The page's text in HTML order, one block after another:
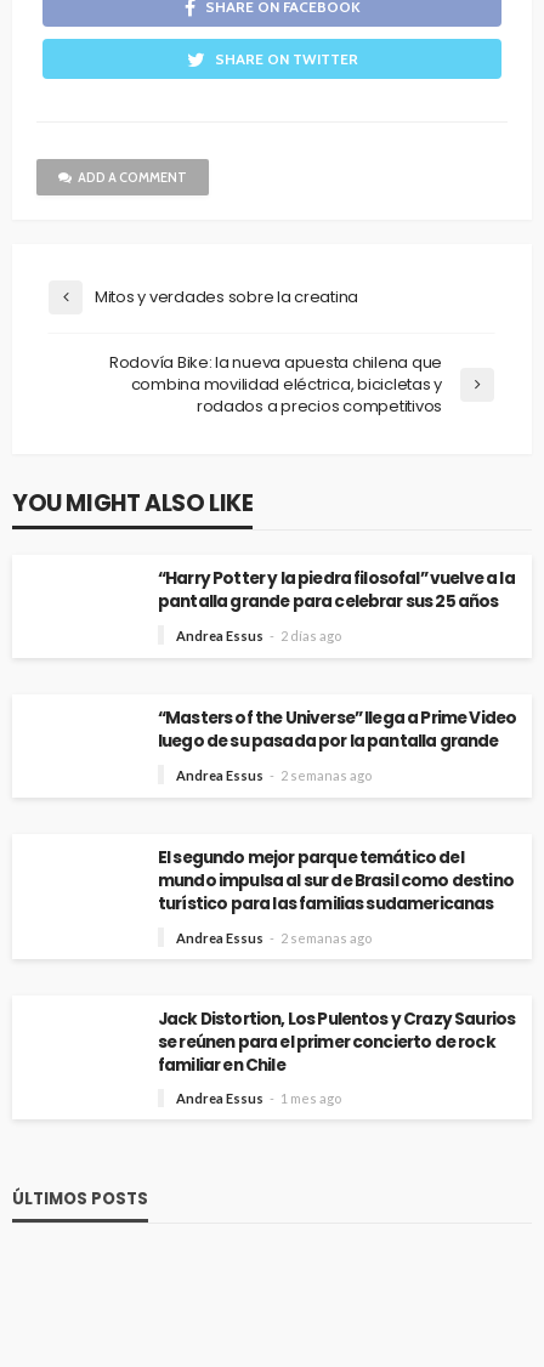
SHARE ON FACEBOOK
SHARE ON TWITTER
ADD A COMMENT
Mitos y verdades sobre la creatina
Rodovía Bike: la nueva apuesta chilena que
combina movilidad eléctrica, bicicletas y
rodados a precios competitivos
YOU MIGHT ALSO LIKE
“Harry Potter y la piedra filosofal” vuelve a la
pantalla grande para celebrar sus 25 años
Andrea Essus 2 días ago
“Masters of the Universe” llega a Prime Video
luego de su pasada por la pantalla grande
Andrea Essus 2 semanas ago
El segundo mejor parque temático del
mundo impulsa al sur de Brasil como destino
turístico para las familias sudamericanas
Andrea Essus 2 semanas ago
Jack Distortion, Los Pulentos y Crazy Saurios
se reúnen para el primer concierto de rock
familiar en Chile
Andrea Essus 1 mes ago
ÚLTIMOS POSTS